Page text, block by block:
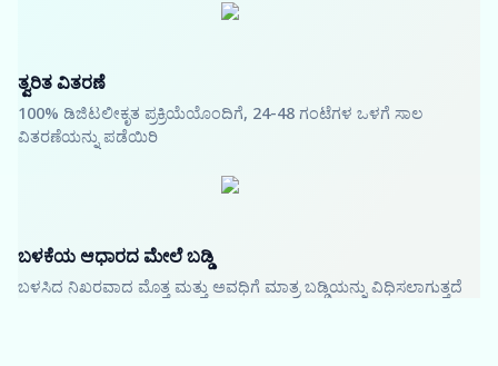
ತ್ವರಿತ ವಿತರಣೆ
100% ಡಿಜಿಟಲೀಕೃತ ಪ್ರಕ್ರಿಯೆಯೊಂದಿಗೆ, 24-48 ಗಂಟೆಗಳ ಒಳಗೆ ಸಾಲ
ವಿತರಣೆಯನ್ನು ಪಡೆಯಿರಿ
ಬಳಕೆಯ ಆಧಾರದ ಮೇಲೆ ಬಡ್ಡಿ
ಬಳಸಿದ ನಿಖರವಾದ ಮೊತ್ತ ಮತ್ತು ಅವಧಿಗೆ ಮಾತ್ರ ಬಡ್ಡಿಯನ್ನು ವಿಧಿಸಲಾಗುತ್ತದೆ